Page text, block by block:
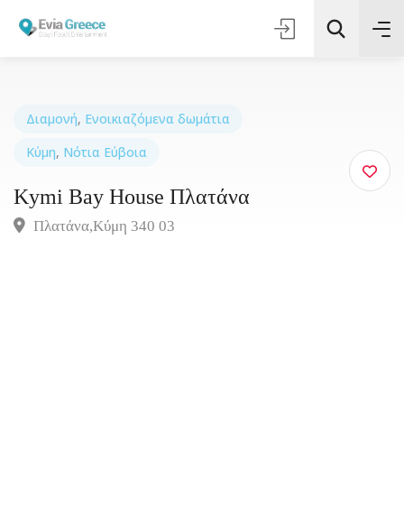
Τοποθεσία
Όλες οι Κατηγορίες
Διαμονή, Ενοικιαζόμενα δωμάτια
Κύμη, Νότια Εύβοια
Kymi Bay House Πλατάνα
Πλατάνα,Κύμη 340 03